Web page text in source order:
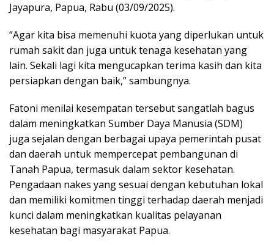
Jayapura, Papua, Rabu (03/09/2025).
“Agar kita bisa memenuhi kuota yang diperlukan untuk
rumah sakit dan juga untuk tenaga kesehatan yang
lain. Sekali lagi kita mengucapkan terima kasih dan kita
persiapkan dengan baik,” sambungnya.
Fatoni menilai kesempatan tersebut sangatlah bagus
dalam meningkatkan Sumber Daya Manusia (SDM)
juga sejalan dengan berbagai upaya pemerintah pusat
dan daerah untuk mempercepat pembangunan di
Tanah Papua, termasuk dalam sektor kesehatan.
Pengadaan nakes yang sesuai dengan kebutuhan lokal
dan memiliki komitmen tinggi terhadap daerah menjadi
kunci dalam meningkatkan kualitas pelayanan
kesehatan bagi masyarakat Papua.